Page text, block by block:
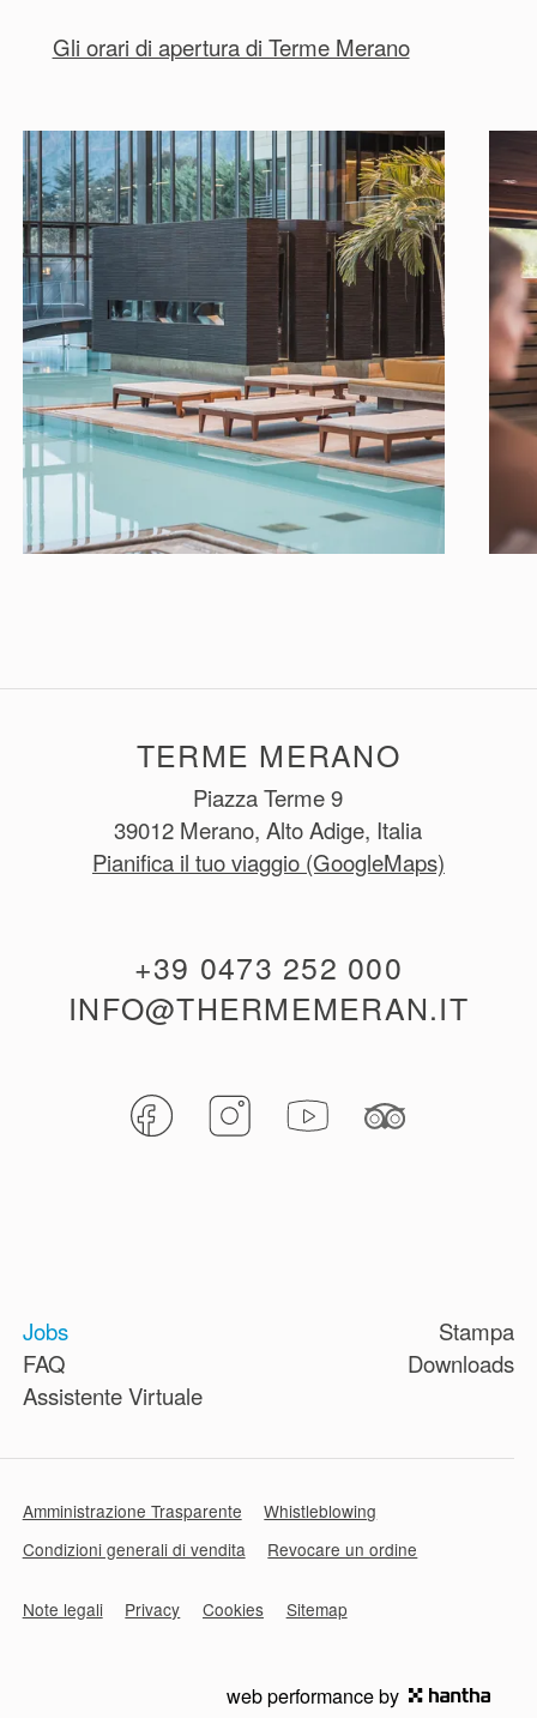
Gli orari di apertura di Terme Merano
Piazza Terme 9
39012 Merano, Alto Adige, Italia
Pianifica il tuo viaggio (GoogleMaps)
TERME MERANO
Jobs
FAQ
Assistente Virtuale
Stampa
Downloads
+39 0473 252 000
INFO@THERMEMERAN.IT
Amministrazione Trasparente
Whistleblowing
Condizioni generali di vendita
Revocare un ordine
Note legali Privacy Cookies Sitemap
web performance by